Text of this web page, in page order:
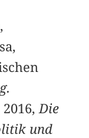
2016, Die
und